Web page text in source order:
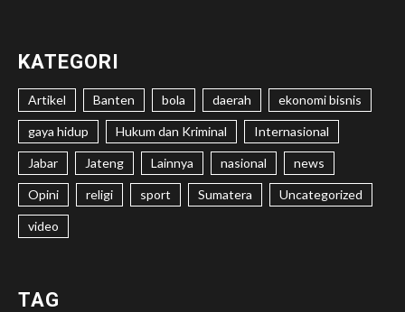
KATEGORI
Artikel Banten bola daerah ekonomi bisnis
gaya hidup Hukum dan Kriminal Internasional
Jabar Jateng Lainnya nasional news
Opini religi sport Sumatera Uncategorized
video
TAG